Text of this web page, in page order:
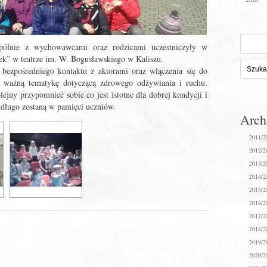
z wychowawcami oraz rodzicami uczestniczyły w
w teatrze im. W. Bogusławskiego w Kaliszu.
kontaktu z aktorami oraz włączenia się do
tematykę dotyczącą zdrowego odżywiania i ruchu.
przypomnieć sobie co jest istotne dla dobrej kondycji i
zostaną w pamięci uczniów.
stronie:
2011/
2012/
2013/
2014/
2015/
2016/
2017/
2018/
2019/
2020/